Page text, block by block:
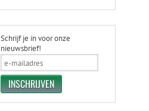
Schrijf je in voor onze
nieuwsbrief!